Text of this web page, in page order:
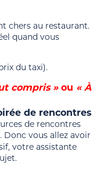
chers au restaurant.
quand vous
du taxi).
compris »ou « À
de rencontres
de rencontres
Donc vous allez avoir
votre assistante